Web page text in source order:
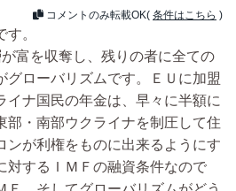
コメントのみ転載OK( 条件はこちら )
。
富を収奪し、残りの者に全ての
グローバリズムです。ＥＵに加盟
イナ国民の年金は、早々に半額に
部・南部ウクライナを制圧して住
ンが利権をものに出来るようにす
対するＩＭＦの融資条件なので